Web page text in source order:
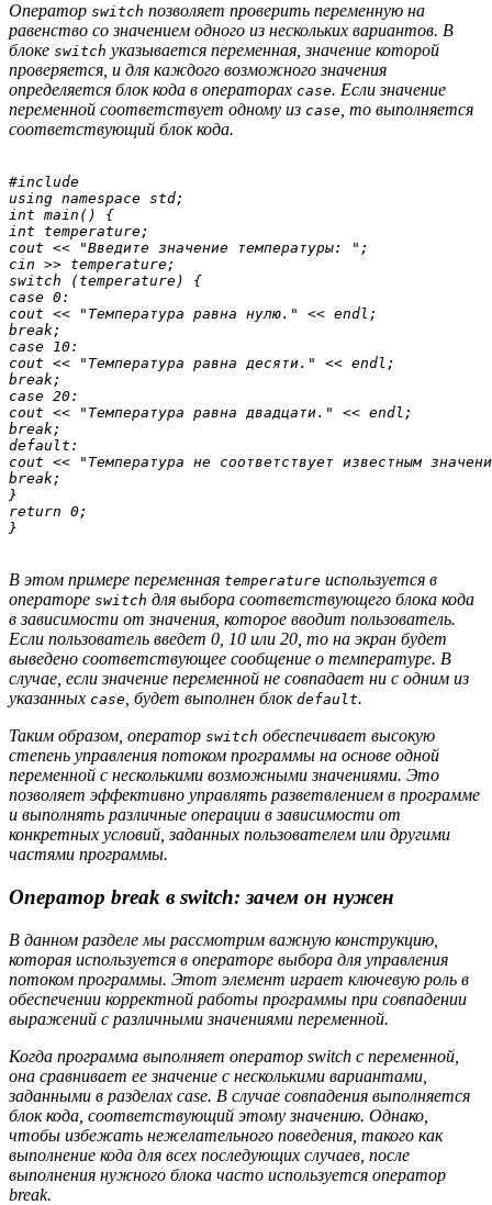
Оператор switch позволяет проверить переменную на
равенство со значением одного из нескольких вариантов. В
блоке switch указывается переменная, значение которой
проверяется, и для каждого возможного значения
определяется блок кода в операторах case. Если значение
переменной соответствует одному из case , то выполняется
соответствующий блок кода.
#include
using namespace std;
int main() {
int temperature;
cout << "Введите значение температуры: ";
cin >> temperature;
switch (temperature) {
case 0:
cout << "Температура равна нулю." << endl;
break;
case 10:
cout << "Температура равна десяти." << endl;
break;
case 20:
cout << "Температура равна двадцати." << endl;
break;
default:
cout << "Температура не соответствует известным
break;
}
return 0;
В этом примере переменная temperature используется в
операторе switch для выбора соответствующего блока кода
в зависимости от значения, которое вводит пользователь.
Если пользователь введет 0, 10 или 20, то на экран будет
выведено соответствующее сообщение о температуре. В
случае, если значение переменной не совпадает ни с одним из
указанных case , будет выполнен блок default.
Таким образом, оператор switch обеспечивает высокую
степень управления потоком программы на основе одной
переменной с несколькими возможными значениями. Это
позволяет эффективно управлять разветвлением в программе
и выполнять различные операции в зависимости от
конкретных условий, заданных пользователем или другими
частями программы.
Оператор break в switch: зачем он нужен
В данном разделе мы рассмотрим важную конструкцию,
которая используется в операторе выбора для управления
потоком программы. Этот элемент играет ключевую роль в
обеспечении корректной работы программы при совпадении
выражений с различными значениями переменной.
Когда программа выполняет оператор switch с переменной,
она сравнивает ее значение с несколькими вариантами,
заданными в разделах case. В случае совпадения выполняется
блок кода, соответствующий этому значению. Однако,
чтобы избежать нежелательного поведения, такого как
выполнение кода для всех последующих случаев, после
выполнения нужного блока часто используется оператор
break.